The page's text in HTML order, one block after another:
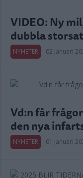
VIDEO: Ny
dubbla
NYHETER 02 januari
Vd:n får
den nya
NYHETER 01 januari